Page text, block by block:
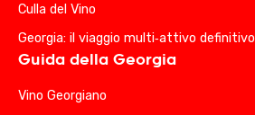
Culla del Vino
Georgia: il viaggio multi‑attivo definitivo
Guida della Georgia
Vino Georgiano